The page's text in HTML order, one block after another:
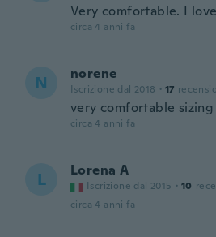
Very comfortable. I
circa 4 anni fa
N norene
Iscrizione dal 2018 · 17
very comfortable
circa 4 anni fa
L Lorena A
Iscrizione dal 2015 · 10
circa 4 anni fa